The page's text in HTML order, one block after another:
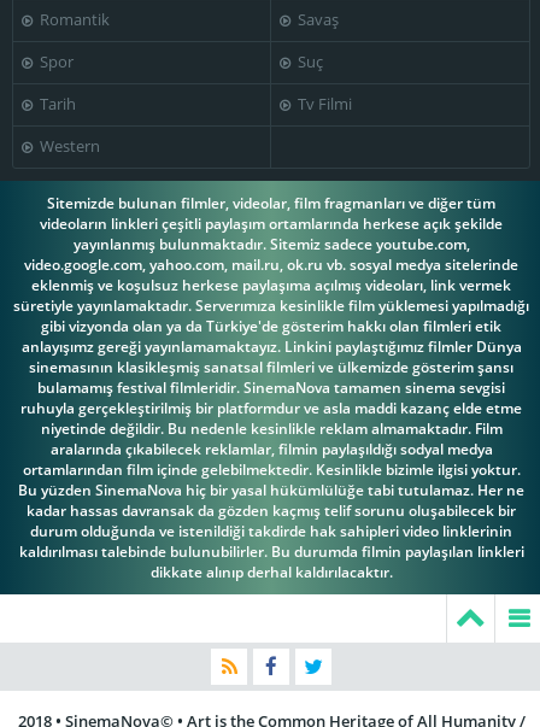
Romantik
Savaş
Spor
Suç
Tarih
Tv Filmi
Western
Sitemizde bulunan filmler, videolar, film fragmanları ve diğer tüm
videoların linkleri çeşitli paylaşım ortamlarında herkese açık şekilde
yayınlanmış bulunmaktadır. Sitemiz sadece youtube.com,
video.google.com, yahoo.com, mail.ru, ok.ru vb. sosyal medya sitelerinde
eklenmiş ve koşulsuz herkese paylaşıma açılmış videoları, link vermek
süretiyle yayınlamaktadır. Serverımıza kesinlikle film yüklemesi yapılmadığı
gibi vizyonda olan ya da Türkiye'de gösterim hakkı olan filmleri etik
anlayışımz gereği yayınlamamaktayız. Linkini paylaştığımız filmler Dünya
sinemasının klasikleşmiş sanatsal filmleri ve ülkemizde gösterim şansı
bulamamış festival filmleridir. SinemaNova tamamen sinema sevgisi
ruhuyla gerçekleştirilmiş bir platformdur ve asla maddi kazanç elde etme
niyetinde değildir. Bu nedenle kesinlikle reklam almamaktadır. Film
aralarında çıkabilecek reklamlar, filmin paylaşıldığı sodyal medya
ortamlarından film içinde gelebilmektedir. Kesinlikle bizimle ilgisi yoktur.
Bu yüzden SinemaNova hiç bir yasal hükümlülüğe tabi tutulamaz. Her ne
kadar hassas davransak da gözden kaçmış telif sorunu oluşabilecek bir
durum olduğunda ve istenildiği takdirde hak sahipleri video linklerinin
kaldırılması talebinde bulunubilirler. Bu durumda filmin paylaşılan linkleri
dikkate alınıp derhal kaldırılacaktır.
2018 • SinemaNova© • Art is the Common Heritage of All Humanity /